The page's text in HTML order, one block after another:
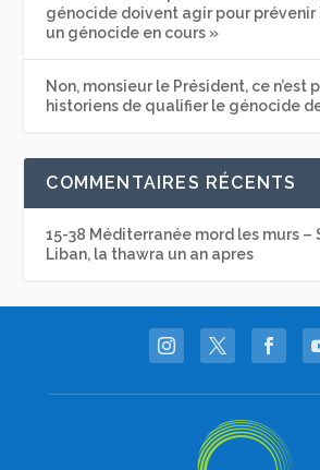
génocide doivent agir pour prévenir
un génocide en cours »
Non, monsieur le Président, ce n’est
historiens de qualifier le génocide
COMMENTAIRES RÉCENTS
15-38 Méditerranée mord les murs –
Liban, la thawra un an apres